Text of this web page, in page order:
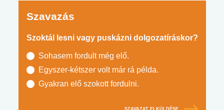
Szavazás
Szoktál lesni vagy puskázni dolgozatíráskor?
Sohasem fordult még elő.
Egyszer-kétszer volt már rá példa.
Gyakran elő szokott fordulni.
SZAVAZAT ELKÜLDÉSE